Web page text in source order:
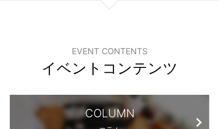
EVENT CONTENTS
イベントコンテンツ
COLUMN